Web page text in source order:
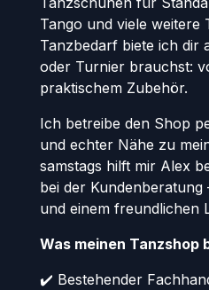
Tango und viele weitere
Tanzbedarf biete ich dir
oder Turnier brauchst:
praktischem Zubehör.
Ich betreibe den Shop
und echter Nähe zu
samstags hilft mir Alex
bei der
und einem freundlichen
Was meinen Tanzshop
✔️ Bestehender